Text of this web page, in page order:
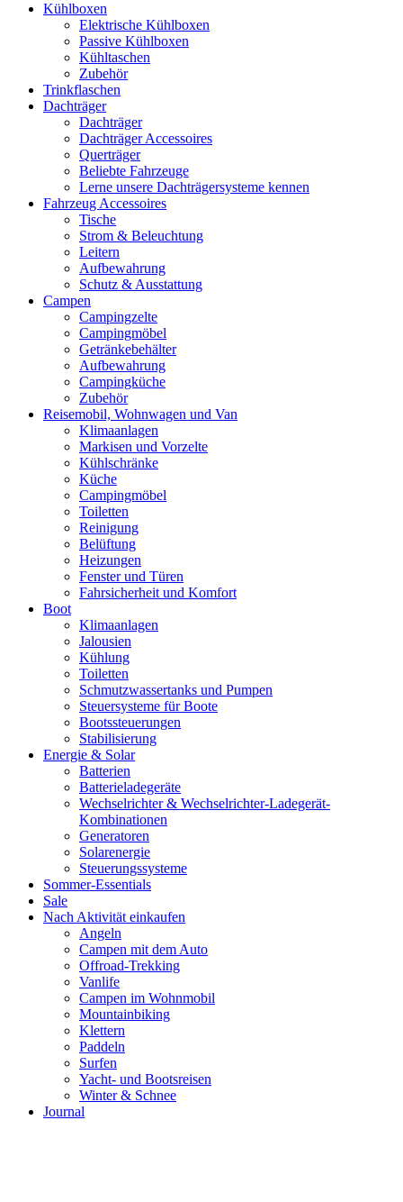
Kühlboxen
Elektrische Kühlboxen
Passive Kühlboxen
Kühltaschen
Zubehör
Trinkflaschen
Dachträger
Dachträger
Dachträger Accessoires
Querträger
Beliebte Fahrzeuge
Lerne unsere Dachträgersysteme kennen
Fahrzeug Accessoires
Tische
Strom & Beleuchtung
Leitern
Aufbewahrung
Schutz & Ausstattung
Campen
Campingzelte
Campingmöbel
Getränkebehälter
Aufbewahrung
Campingküche
Zubehör
Reisemobil, Wohnwagen und Van
Klimaanlagen
Markisen und Vorzelte
Kühlschränke
Küche
Campingmöbel
Toiletten
Reinigung
Belüftung
Heizungen
Fenster und Türen
Fahrsicherheit und Komfort
Boot
Klimaanlagen
Jalousien
Kühlung
Toiletten
Schmutzwassertanks und Pumpen
Steuersysteme für Boote
Bootssteuerungen
Stabilisierung
Energie & Solar
Batterien
Batterieladegeräte
Wechselrichter & Wechselrichter-Ladegerät-
Kombinationen
Generatoren
Solarenergie
Steuerungssysteme
Sommer-Essentials
Sale
Nach Aktivität einkaufen
Angeln
Campen mit dem Auto
Offroad-Trekking
Vanlife
Campen im Wohnmobil
Mountainbiking
Klettern
Paddeln
Surfen
Yacht- und Bootsreisen
Winter & Schnee
Journal